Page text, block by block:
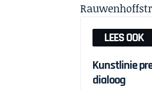
LEES OOK
Kunstlinie
dialoog